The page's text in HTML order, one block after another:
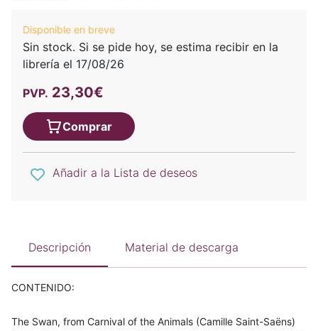
Disponible en breve
Sin stock. Si se pide hoy, se estima recibir en la
librería el 17/08/26
PVP. 23,30€
Comprar
Añadir a la Lista de deseos
Descripción Material de descarga
CONTENIDO:
The Swan, from Carnival of the Animals (Camille Saint-Saëns)